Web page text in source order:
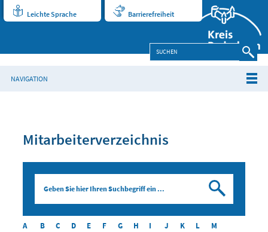
Leichte Sprache Barrierefreiheit
NAVIGATION
Mitarbeiterverzeichnis
A B C D E F G H I J K L
M